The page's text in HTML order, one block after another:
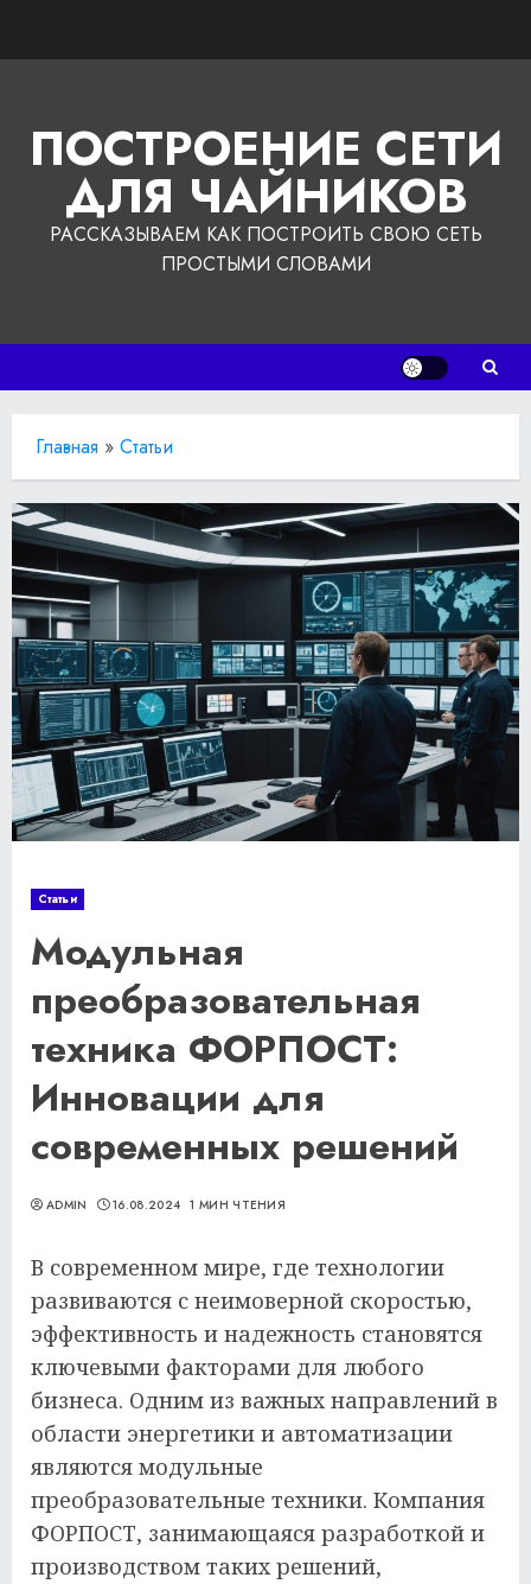
ПОСТРОЕНИЕ СЕТИ
ДЛЯ ЧАЙНИКОВ
РАССКАЗЫВАЕМ КАК ПОСТРОИТЬ СВОЮ СЕТЬ
ПРОСТЫМИ СЛОВАМИ
Главная » Статьи
Статьи
Модульная
преобразовательная
техника ФОРПОСТ:
Инновации для
современных решений
ADMIN 16.08.2024 1 МИН ЧТЕНИЯ
В современном мире, где технологии
развиваются с неимоверной скоростью,
эффективность и надежность становятся
ключевыми факторами для любого
бизнеса. Одним из важных направлений в
области энергетики и автоматизации
являются модульные
преобразовательные техники. Компания
ФОРПОСТ, занимающаяся разработкой и
производством таких решений,